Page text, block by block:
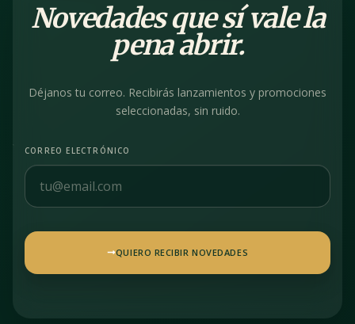
Novedades que sí vale la
pena abrir.
Déjanos tu correo. Recibirás lanzamientos y promociones
seleccionadas, sin ruido.
CORREO ELECTRÓNICO
QUIERO RECIBIR NOVEDADES